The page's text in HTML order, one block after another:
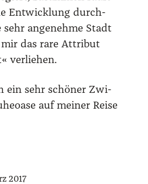
Ent­wick­lung durch­
ange­neh­me Stadt
das rare Attri­but
ver­lie­hen.
ein sehr schö­ner Zwi­
auf mei­ner Rei­se
2017